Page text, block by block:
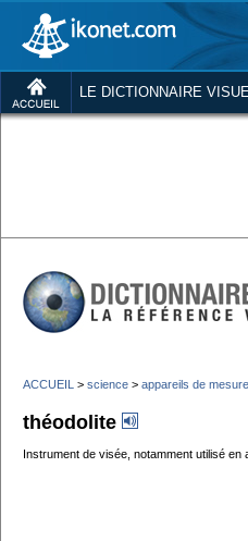
LE DICTIONNAIRE
ACCUEIL > science > appareils de mesure
théodolite
Instrument de visée, notamment utilisé